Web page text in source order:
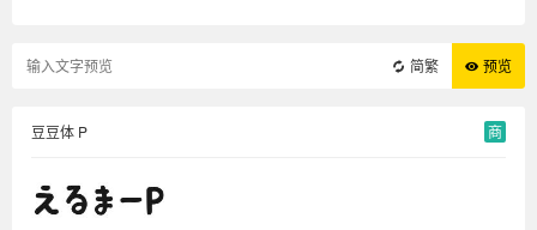
简繁 预览
豆豆体 P 商